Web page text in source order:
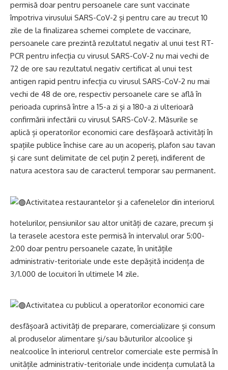
permisă doar pentru persoanele care sunt vaccinate
împotriva virusului SARS-CoV-2 și pentru care au trecut 10
zile de la finalizarea schemei complete de vaccinare,
persoanele care prezintă rezultatul negativ al unui test RT-
PCR pentru infecția cu virusul SARS-CoV-2 nu mai vechi de
72 de ore sau rezultatul negativ certificat al unui test
antigen rapid pentru infecția cu virusul SARS-CoV-2 nu mai
vechi de 48 de ore, respectiv persoanele care se află în
perioada cuprinsă între a 15-a zi și a 180-a zi ulterioară
confirmării infectării cu virusul SARS-CoV-2. Măsurile se
aplică și operatorilor economici care desfășoară activități în
spațiile publice închise care au un acoperiș, plafon sau tavan
și care sunt delimitate de cel puțin 2 pereți, indiferent de
natura acestora sau de caracterul temporar sau permanent.
Activitatea restaurantelor și a cafenelelor din interiorul
hotelurilor, pensiunilor sau altor unități de cazare, precum și
la terasele acestora este permisă în intervalul orar 5:00-
2:00 doar pentru persoanele cazate, în unitățile
administrativ-teritoriale unde este depășită incidența de
3/1.000 de locuitori în ultimele 14 zile.
Activitatea cu publicul a operatorilor economici care
desfășoară activități de preparare, comercializare și consum
al produselor alimentare și/sau băuturilor alcoolice și
nealcoolice în interiorul centrelor comerciale este permisă în
unitățile administrativ-teritoriale unde incidența cumulată la